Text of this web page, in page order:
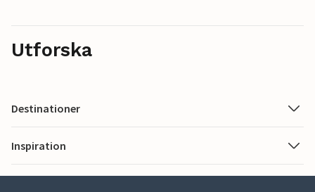
Utforska
Destinationer
Inspiration